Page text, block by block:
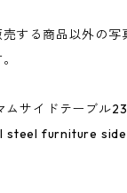
売する商品以外の
ムサイドテーブル23
steel furniture